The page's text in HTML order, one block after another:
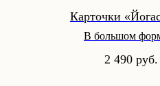
Карточки
В большом
2 490 руб.